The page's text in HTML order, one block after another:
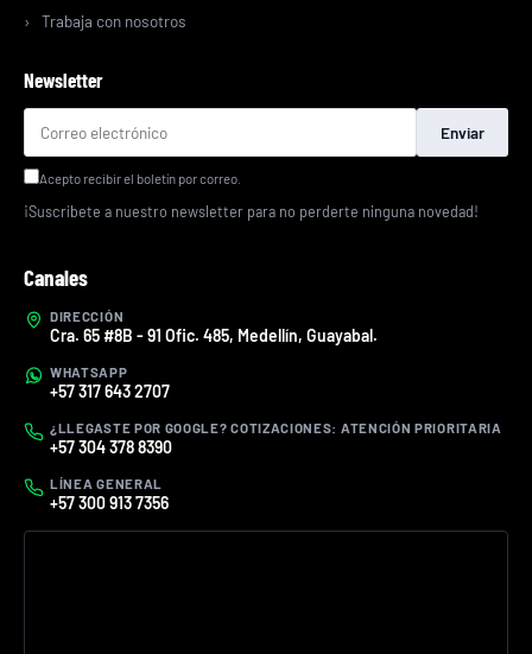
Trabaja con nosotros
Newsletter
Enviar
Acepto recibir el boletín por correo.
¡Suscríbete a nuestro newsletter para no perderte ninguna novedad!
Canales
DIRECCIÓN
Cra. 65 #8B - 91 Ofic. 485, Medellín, Guayabal.
WHATSAPP
+57 317 643 2707
¿LLEGASTE POR GOOGLE? COTIZACIONES: ATENCIÓN PRIORITARIA
+57 304 378 8390
LÍNEA GENERAL
+57 300 913 7356